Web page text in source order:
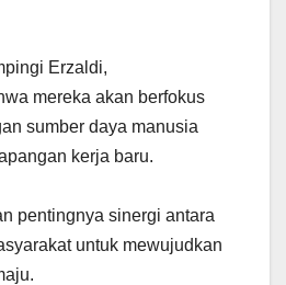
Erzaldi,
mereka akan berfokus
sumber daya manusia
kerja baru.
pentingnya sinergi antara
untuk mewujudkan